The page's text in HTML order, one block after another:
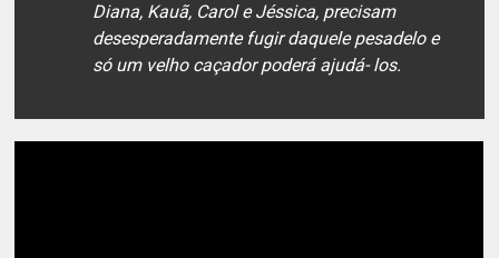
Diana, Kauã, Carol e Jéssica, precisam
desesperadamente fugir daquele pesadelo e
só um velho caçador poderá ajudá- los.